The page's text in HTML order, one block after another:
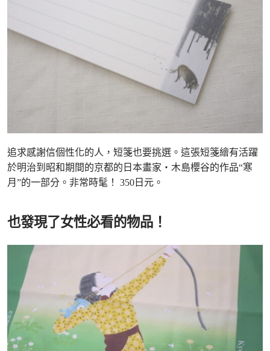
追求感謝信個性化的人，短箋也要挑選。這張短箋繪有活躍
於明治到昭和期間的京都的日本畫家・木島櫻谷的作品“寒
月”的一部分。非常時髦！ 350日元。
也發現了女性必看的物品！